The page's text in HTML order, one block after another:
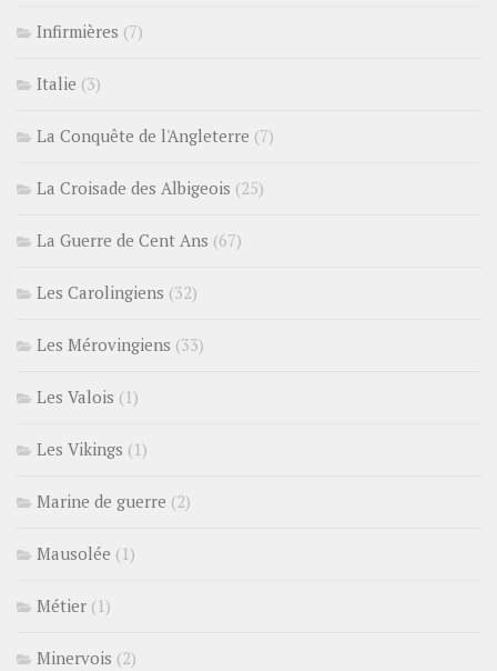
Infirmières (7)
Italie (3)
La Conquête de l'Angleterre (7)
La Croisade des Albigeois (25)
La Guerre de Cent Ans (67)
Les Carolingiens (32)
Les Mérovingiens (33)
Les Valois (1)
Les Vikings (1)
Marine de guerre (2)
Mausolée (1)
Métier (1)
Minervois (2)